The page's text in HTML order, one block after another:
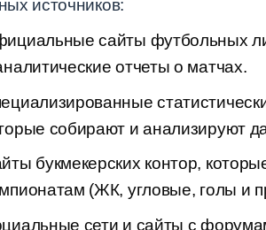
источников:
сайты футбольных
отчеты о матчах.
собирают и анализируют
букмекерских контор,
(ЖК, угловые, голы и
сети и сайты с